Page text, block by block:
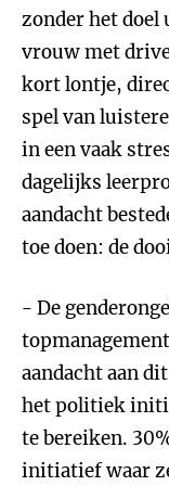
zonder het doel
vrouw met
kort lontje,
spel van
in een vaak
dagelijks
aandacht
toe doen: de
- De
aandacht aan
het politiek
te bereiken.
initiatief waar